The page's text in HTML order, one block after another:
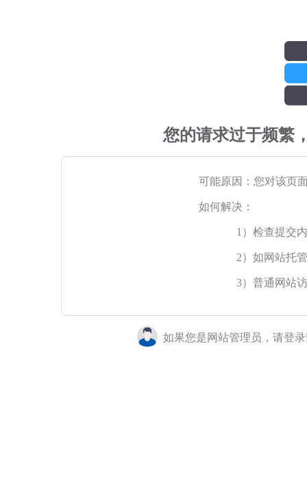
您的请求过于频繁
可能原因：您对该页
如何解决：
1）检查提交
2）如网站托
3）普通网站
如果您是网站管理员，请登